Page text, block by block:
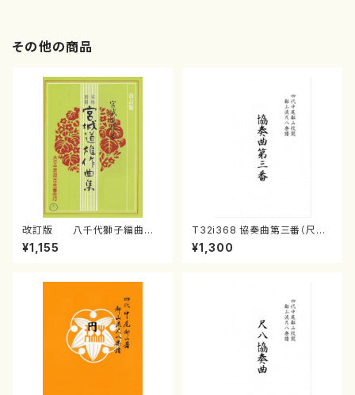
その他の商品
改訂版 八千代獅子編曲
（編曲八千代獅子）(/宮城道
雄/楽譜）
¥1,155
T32i368 協奏曲第三番（尺八/
唯是震一/楽譜）都山流公刊楽譜
曲番:2073
¥1,300